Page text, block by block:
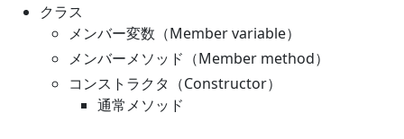
クラス
メンバー変数（Member variable）
メンバーメソッド（Member method）
コンストラクタ（Constructor）
通常メソッド